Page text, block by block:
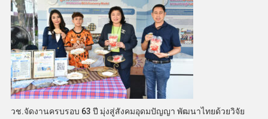
วช.จัดงานครบรอบ 63 ปี มุ่งสู่สังคมอุดมปัญญา พัฒนาไทยด้วยวิจัย